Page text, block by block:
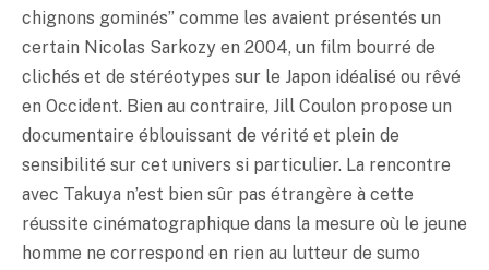
chignons gominés” comme les avaient présentés un
certain Nicolas Sarkozy en 2004, un film bourré de
clichés et de stéréotypes sur le Japon idéalisé ou rêvé
en Occident. Bien au contraire, Jill Coulon propose un
documentaire éblouissant de vérité et plein de
sensibilité sur cet univers si particulier. La rencontre
avec Takuya n’est bien sûr pas étrangère à cette
réussite cinématographique dans la mesure où le jeune
homme ne correspond en rien au lutteur de sumo